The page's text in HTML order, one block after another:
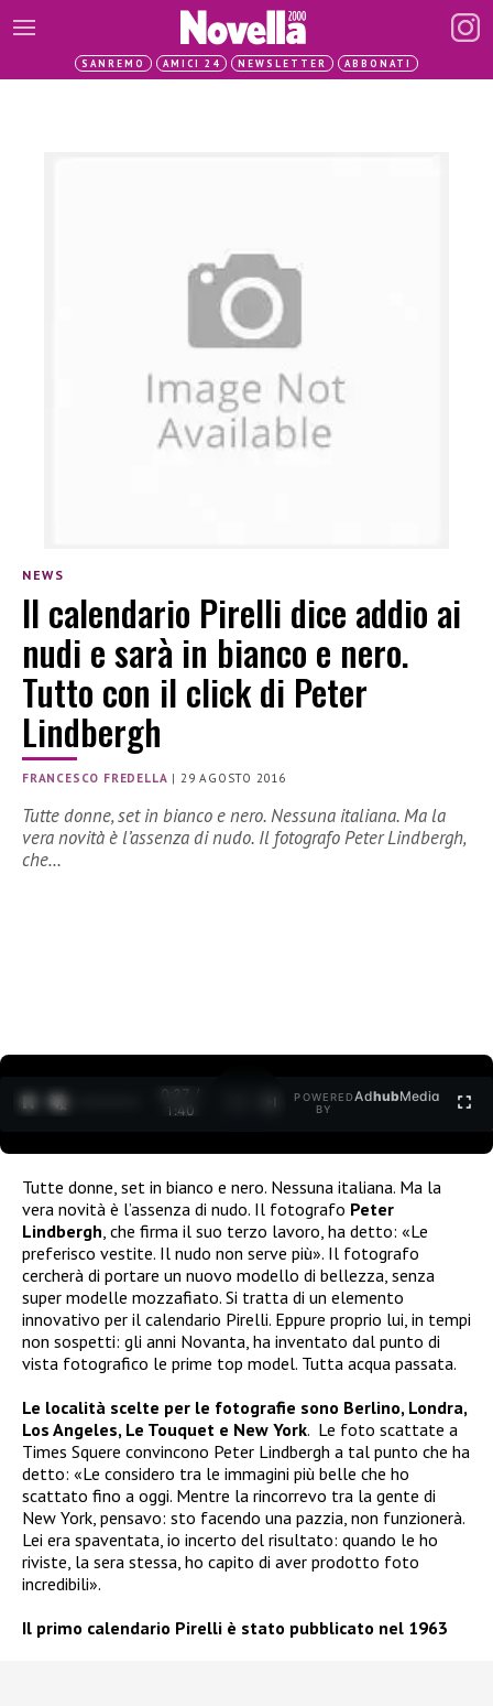
SANREMO AMICI 24 NEWSLETTER ABBONATI
NEWS
Il calendario Pirelli dice addio ai
nudi e sarà in bianco e nero.
Tutto con il click di Peter
Lindbergh
FRANCESCO FREDELLA | 29 AGOSTO 2016
Tutte donne, set in bianco e nero. Nessuna italiana. Ma la
vera novità è l’assenza di nudo. Il fotografo Peter Lindbergh,
che…
0:27 /
1:40
POWERED
BY
AdhubMedia
Tutte donne, set in bianco e nero. Nessuna italiana. Ma la
vera novità è l’assenza di nudo. Il fotografo Peter
Lindbergh , che firma il suo terzo lavoro, ha detto: «Le
preferisco vestite. Il nudo non serve più». Il fotografo
cercherà di portare un nuovo modello di bellezza, senza
super modelle mozzafiato. Si tratta di un elemento
innovativo per il calendario Pirelli. Eppure proprio lui, in tempi
non sospetti: gli anni Novanta, ha inventato dal punto di
vista fotografico le prime top model. Tutta acqua passata.
Le località scelte per le fotografie sono Berlino, Londra,
Los Angeles, Le Touquet e New York. Le foto scattate a
Times Squere convincono Peter Lindbergh a tal punto che ha
detto: «Le considero tra le immagini più belle che ho
scattato fino a oggi. Mentre la rincorrevo tra la gente di
New York, pensavo: sto facendo una pazzia, non funzionerà.
Lei era spaventata, io incerto del risultato: quando le ho
riviste, la sera stessa, ho capito di aver prodotto foto
incredibili».
Il primo calendario Pirelli è stato pubblicato nel 1963